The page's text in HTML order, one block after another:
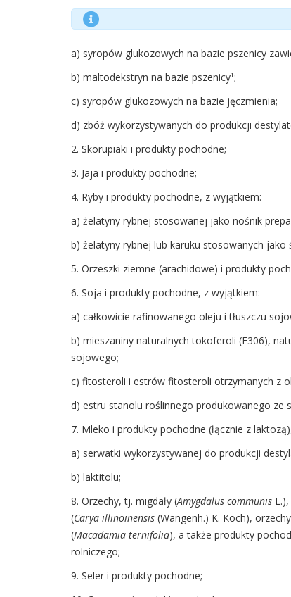
a) syropów glukozowych na bazie pszenicy
b) maltodekstryn na bazie pszenicy¹;
c) syropów glukozowych na bazie jęczmienia;
d) zbóż wykorzystywanych do produkcji
2. Skorupiaki i produkty pochodne;
3. Jaja i produkty pochodne;
4. Ryby i produkty pochodne, z wyjątkiem:
a) żelatyny rybnej stosowanej jako nośnik
b) żelatyny rybnej lub karuku stosowanych jako
5. Orzeszki ziemne (arachidowe) i produkty
6. Soja i produkty pochodne, z wyjątkiem:
a) całkowicie rafinowanego oleju i tłuszczu
b) mieszaniny naturalnych tokoferoli (E306),
sojowego;
c) fitosteroli i estrów fitosteroli otrzymanych z
d) estru stanolu roślinnego produkowanego
7. Mleko i produkty pochodne (łącznie z
a) serwatki wykorzystywanej do produkcji
b) laktitolu;
8. Orzechy, tj. migdały (Amygdalus communis
(Carya illinoinensis (Wangenh.) K. Koch),
(Macadamia ternifolia), a także produkty
rolniczego;
9. Seler i produkty pochodne;